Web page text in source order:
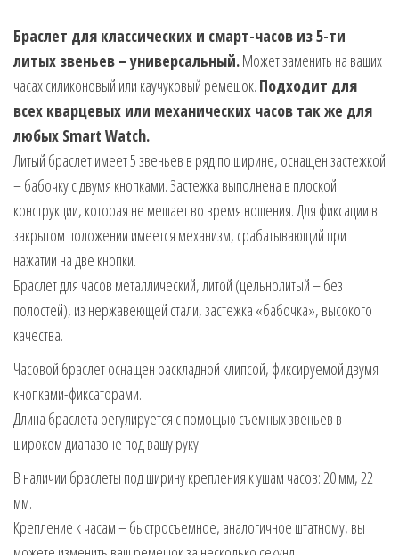
Браслет для классических и смарт-часов из 5-ти
литых звеньев – универсальный.Может заменить на ваших
часах силиконовый или каучуковый ремешок. Подходит для
всех кварцевых или механических часов так же для
любых Smart Watch.
Литый браслет имеет 5 звеньев в ряд по ширине, оснащен застежкой
– бабочку с двумя кнопками. Застежка выполнена в плоской
конструкции, которая не мешает во время ношения. Для фиксации в
закрытом положении имеется механизм, срабатывающий при
нажатии на две кнопки.
Браслет для часов металлический, литой (цельнолитый – без
полостей), из нержавеющей стали, застежка «бабочка», высокого
качества.
Часовой браслет оснащен раскладной клипсой, фиксируемой двумя
кнопками-фиксаторами.
Длина браслета регулируется с помощью съемных звеньев в
широком диапазоне под вашу руку.
В наличии браслеты под ширину крепления к ушам часов: 20 мм, 22
мм.
Крепление к часам – быстросъемное, аналогичное штатному, вы